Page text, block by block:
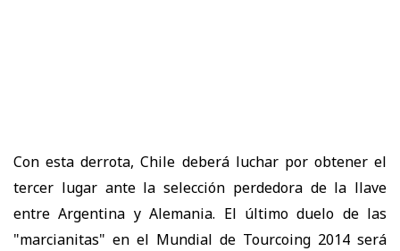
Con esta derrota, Chile deberá luchar por obtener el
tercer lugar ante la selección perdedora de la llave
entre Argentina y Alemania. El último duelo de las
"marcianitas" en el Mundial de Tourcoing 2014 será